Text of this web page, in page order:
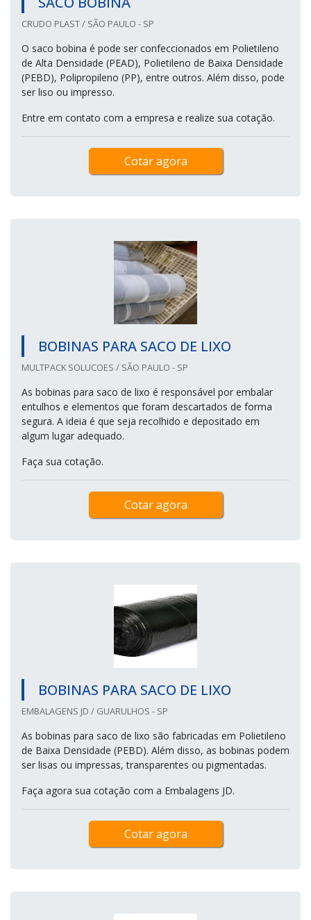
CRUDO PLAST / SÃO PAULO - SP
O saco bobina é pode ser confeccionados em Polietileno
de Alta Densidade (PEAD), Polietileno de Baixa Densidade
(PEBD), Polipropileno (PP), entre outros. Além disso, pode
ser liso ou impresso.
Entre em contato com a empresa e realize sua cotação.
Cotar agora
BOBINAS PARA SACO DE LIXO
MULTPACK SOLUCOES / SÃO PAULO - SP
As bobinas para saco de lixo é responsável por embalar
entulhos e elementos que foram descartados de forma
segura. A ideia é que seja recolhido e depositado em
algum lugar adequado.
Faça sua cotação.
Cotar agora
BOBINAS PARA SACO DE LIXO
EMBALAGENS JD / GUARULHOS - SP
As bobinas para saco de lixo são fabricadas em Polietileno
de Baixa Densidade (PEBD). Além disso, as bobinas podem
ser lisas ou impressas, transparentes ou pigmentadas.
Faça agora sua cotação com a Embalagens JD.
Cotar agora